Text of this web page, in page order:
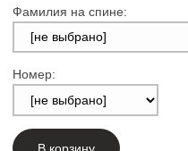
Фамилия на спине:
Номер: